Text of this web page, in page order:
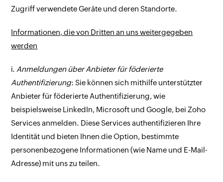
Zugriff verwendete Geräte und deren Standorte.
Informationen, die von Dritten an uns weitergegeben
werden
i. Anmeldungen über Anbieter für föderierte
Authentifizierung: Sie können sich mithilfe unterstützter
Anbieter für föderierte Authentifizierung, wie
beispielsweise LinkedIn, Microsoft und Google, bei Zoho
Services anmelden. Diese Services authentifizieren Ihre
Identität und bieten Ihnen die Option, bestimmte
personenbezogene Informationen (wie Name und E-Mail-
Adresse) mit uns zu teilen.